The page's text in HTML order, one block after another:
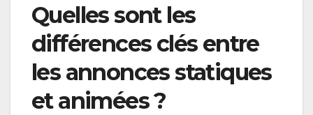
Quelles sont les
différences clés entre
les annonces statiques
et animées ?